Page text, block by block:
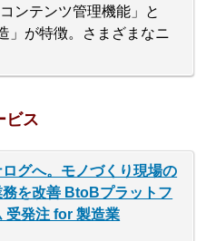
ンテンツ管理機能」と
」が特徴。さまざまなニ
ビス
ログへ。モノづくり現場の
務を改善 BtoBプラットフ
受発注 for 製造業